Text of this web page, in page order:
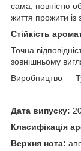
сама, повністю
життя прожити
Стійкість
Точна
зовнішньому
Виробництво —
Дата випуску:
Класифікація
Верхня нота: